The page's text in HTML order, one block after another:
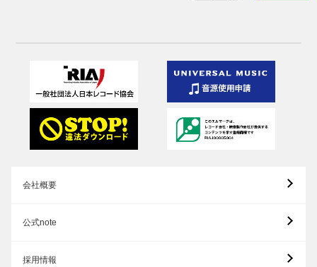
会社概要
公式note
採用情報